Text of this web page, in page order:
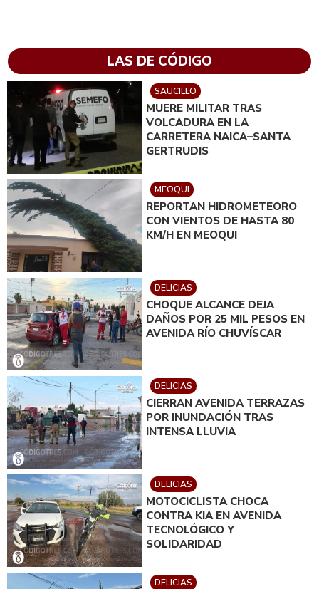
LAS DE CÓDIGO
SAUCILLO
MUERE MILITAR TRAS
VOLCADURA EN LA
CARRETERA NAICA–SANTA
GERTRUDIS
MEOQUI
REPORTAN HIDROMETEORO
CON VIENTOS DE HASTA 80
KM/H EN MEOQUI
DELICIAS
CHOQUE ALCANCE DEJA
DAÑOS POR 25 MIL PESOS EN
AVENIDA RÍO CHUVÍSCAR
DELICIAS
CIERRAN AVENIDA TERRAZAS
POR INUNDACIÓN TRAS
INTENSA LLUVIA
DELICIAS
MOTOCICLISTA CHOCA
CONTRA KIA EN AVENIDA
TECNOLÓGICO Y
SOLIDARIDAD
DELICIAS